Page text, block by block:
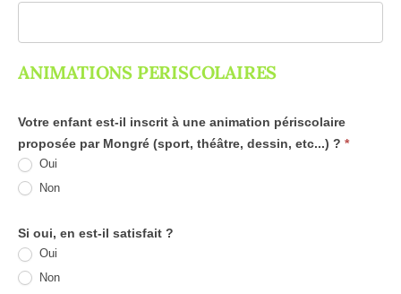
ANIMATIONS PERISCOLAIRES
Votre enfant est-il inscrit à une animation périscolaire
proposée par Mongré (sport, théâtre, dessin, etc...) ? *
Oui
Non
Si oui, en est-il satisfait ?
Oui
Non